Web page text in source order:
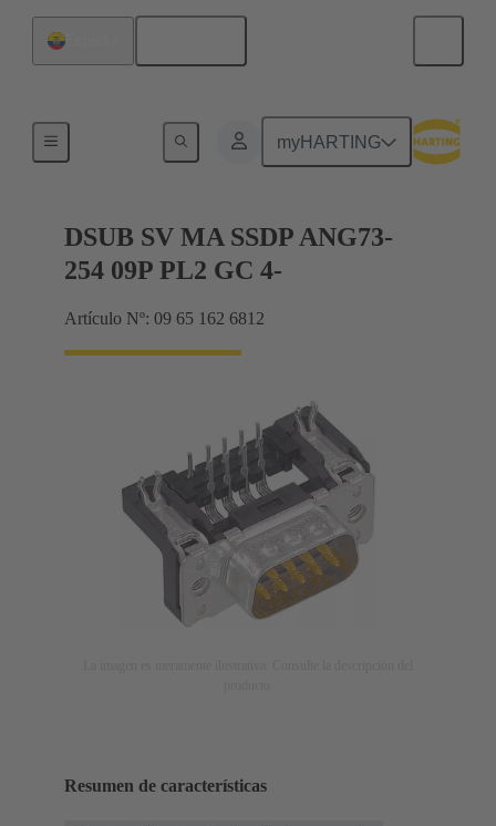
myHARTING
Terminación de placa madre a tarjeta hija
DSUB SV MA SSDP ANG73-
254 09P PL2 GC 4-
Artículo Nº: 09 65 162 6812
Resumen de características